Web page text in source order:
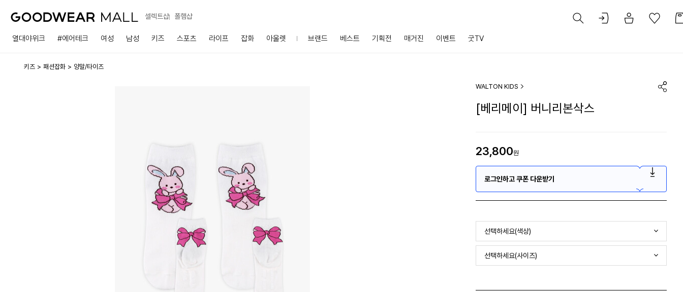
셀렉트샵 폴햄샵
열대야위크 #에어테크 여성 남성 키즈 스포츠 라이프 잡화 아울렛 브랜드 베스트 기획전 매거진 이벤트 굿TV
키즈 패션잡화 양말/타이즈
WALTON KIDS
[베리메이] 버니리본삭스
23,800원
로그인하고 쿠폰 다운받기
선택하세요(색상)
선택하세요(사이즈)